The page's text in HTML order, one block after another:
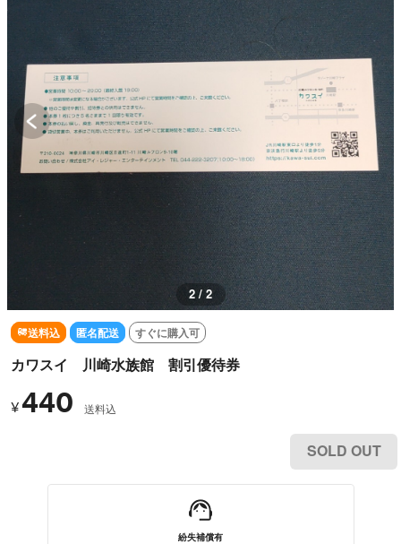
2 / 2
送料込 匿名配送 すぐに購入可
カワスイ 川崎水族館 割引優待券
¥440 送料込
SOLD OUT
紛失補償有